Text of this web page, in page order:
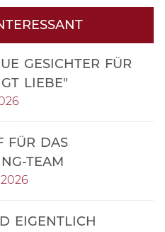
GESICHTER FÜR
LIEBE"
FÜR DAS
TEAM
EIGENTLICH